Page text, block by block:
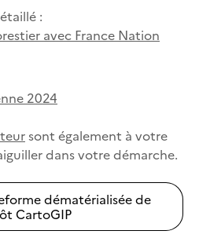
:
avec France Nation
2024
sont également à votre
dans votre démarche.
dématérialisée de
CartoGIP